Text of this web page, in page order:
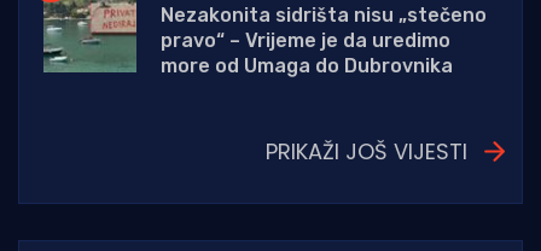
Nezakonita sidrišta nisu „stečeno
pravo“ – Vrijeme je da uredimo
more od Umaga do Dubrovnika
PRIKAŽI JOŠ VIJESTI